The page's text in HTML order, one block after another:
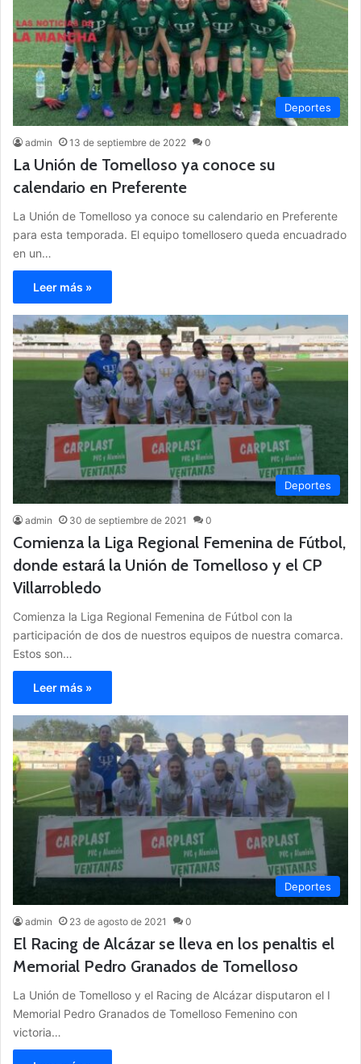
Deportes
admin 13 de septiembre de 2022 0
La Unión de Tomelloso ya conoce su
calendario en Preferente
La Unión de Tomelloso ya conoce su calendario en Preferente
para esta temporada. El equipo tomellosero queda encuadrado
en un…
Leer más »
Deportes
admin 30 de septiembre de 2021 0
Comienza la Liga Regional Femenina de Fútbol,
donde estará la Unión de Tomelloso y el CP
Villarrobledo
Comienza la Liga Regional Femenina de Fútbol con la
participación de dos de nuestros equipos de nuestra comarca.
Estos son…
Leer más »
Deportes
admin 23 de agosto de 2021 0
El Racing de Alcázar se lleva en los penaltis el
Memorial Pedro Granados de Tomelloso
La Unión de Tomelloso y el Racing de Alcázar disputaron el I
Memorial Pedro Granados de Tomelloso Femenino con
victoria…